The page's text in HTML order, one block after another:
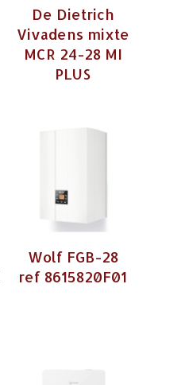
De Dietrich
Vivadens mixte
MCR 24-28 MI
PLUS
Wolf FGB-28
ref 8615820F01